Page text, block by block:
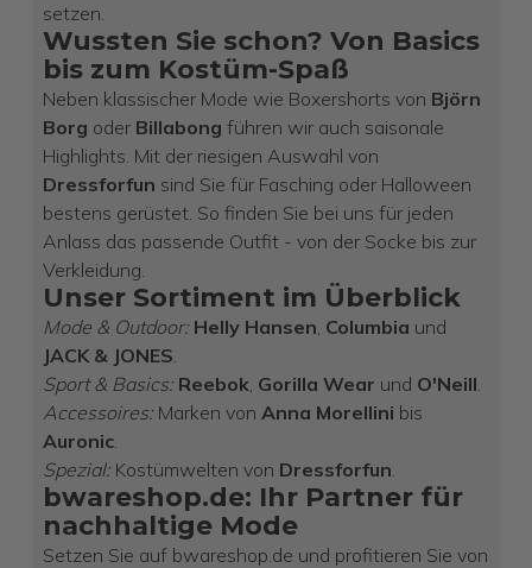
setzen.
Wussten Sie schon? Von Basics
bis zum Kostüm-Spaß
Neben klassischer Mode wie Boxershorts von Björn
Borg oder Billabong führen wir auch saisonale
Highlights. Mit der riesigen Auswahl von
Dressforfun sind Sie für Fasching oder Halloween
bestens gerüstet. So finden Sie bei uns für jeden
Anlass das passende Outfit - von der Socke bis zur
Verkleidung.
Unser Sortiment im Überblick
Mode & Outdoor: Helly Hansen, Columbia und
JACK & JONES.
Sport & Basics: Reebok, Gorilla Wear und O'Neill.
Accessoires:Marken von Anna Morellini bis
Auronic.
Spezial:Kostümwelten von Dressforfun.
bwareshop.de: Ihr Partner für
nachhaltige Mode
Setzen Sie auf bwareshop.de und profitieren Sie von